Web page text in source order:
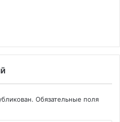
Обязательные поля